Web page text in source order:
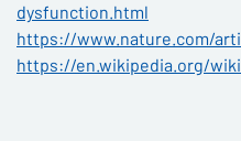
dysfunction.html
https://www.nature.com/
https://en.wikipedia.org/